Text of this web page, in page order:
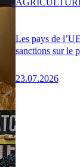
Les pays de
sanctions sur le
23.07.2026